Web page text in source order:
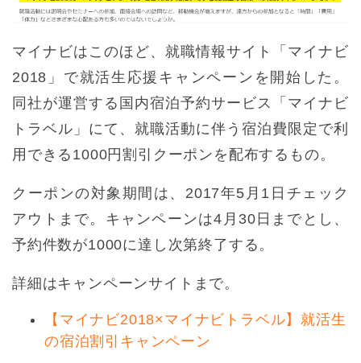
マイナビはこのほど、就職情報サイト「マイナビ
2018」で就活生応援キャンペーンを開始した。
同社が運営する国内宿泊予約サービス「マイナビ
トラベル」にて、就職活動に伴う宿泊費限定で利
用できる1000円割引クーポンを配布するもの。
クーポンの対象期間は、2017年5月1日チェック
アウトまで。キャンペーンは4月30日までとし、
予約件数が1000に達し次第終了する。
詳細はキャンペーンサイトまで。
【マイナビ2018×マイナビトラベル】就活生
の宿泊割引キャンペーン